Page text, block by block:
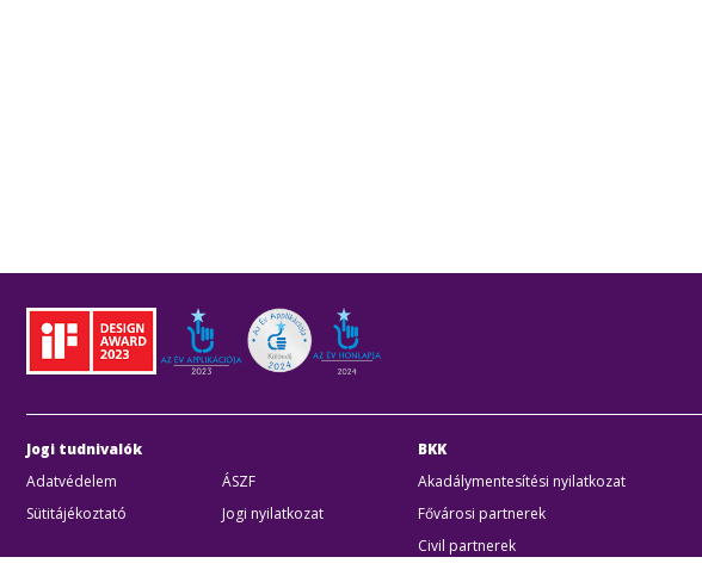
Jogi tudnivalók
Adatvédelem
ÁSZF
Sütitájékoztató
Jogi nyilatkozat
BKK
Akadálymentesítési nyilatkozat
Fővárosi partnerek
Civil partnerek